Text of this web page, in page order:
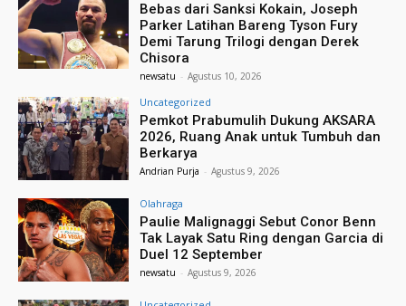
Bebas dari Sanksi Kokain, Joseph
Parker Latihan Bareng Tyson Fury
Demi Tarung Trilogi dengan Derek
Chisora
newsatu - Agustus 10, 2026
Uncategorized
Pemkot Prabumulih Dukung AKSARA
2026, Ruang Anak untuk Tumbuh dan
Berkarya
Andrian Purja - Agustus 9, 2026
Olahraga
Paulie Malignaggi Sebut Conor Benn
Tak Layak Satu Ring dengan Garcia di
Duel 12 September
newsatu - Agustus 9, 2026